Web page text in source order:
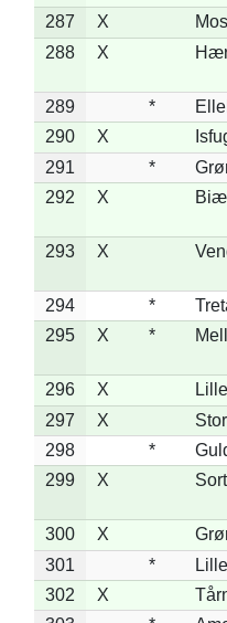
287 X
288
X
289 *
290
X
291
*
292
X
293 X
294 *
295
X *
296 X
297
X
298
*
299
X
300 X
301
*
302
X